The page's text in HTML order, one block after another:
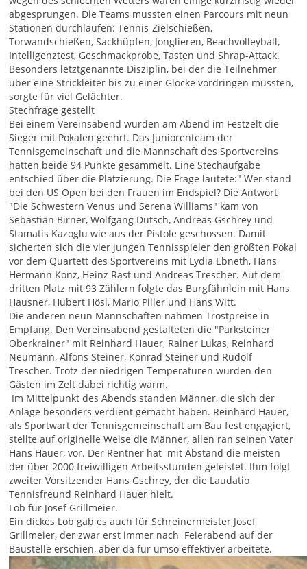
abgesprungen. Die Teams mussten einen Parcours mit neun
Stationen durchlaufen: Tennis-Zielschießen,
Torwandschießen, Sackhüpfen, Jonglieren, Beachvolleyball,
Intelligenztest, Geschmackprobe, Tasten und Shrap-Attack.
Besonders letztgenannte Disziplin, bei der die Teilnehmer
über eine Strickleiter bis zu einer Glocke vordringen mussten,
sorgte für viel Gelächter.
Stechfrage gestellt
Bei einem Vereinsabend wurden am Abend im Festzelt die
Sieger mit Pokalen geehrt. Das Juniorenteam der
Tennisgemeinschaft und die Mannschaft des Sportvereins
hatten beide 94 Punkte gesammelt. Eine Stechaufgabe
entschied über die Platzierung. Die Frage lautete:" Wer stand
bei den US Open bei den Frauen im Endspiel? Die Antwort
"Die Schwestern Venus und Serena Williams" kam von
Sebastian Birner, Wolfgang Dütsch, Andreas Gschrey und
Stamatis Kazoglu wie aus der Pistole geschossen. Damit
sicherten sich die vier jungen Tennisspieler den größten Pokal
vor dem Quartett des Sportvereins mit Lydia Ebneth, Hans
Hermann Konz, Heinz Rast und Andreas Trescher. Auf dem
dritten Platz mit 93 Zählern folgte das Burgfähnlein mit Hans
Hausner, Hubert Hösl, Mario Piller und Hans Witt.
Die anderen neun Mannschaften nahmen Trostpreise in
Empfang. Den Vereinsabend gestalteten die "Parksteiner
Oberkrainer" mit Reinhard Hauer, Rainer Lukas, Reinhard
Neumann, Alfons Steiner, Konrad Steiner und Rudolf
Trescher. Trotz der niedrigen Temperaturen wurden den
Gästen im Zelt dabei richtig warm.
Im Mittelpunkt des Abends standen Männer, die sich der
Anlage besonders verdient gemacht haben. Reinhard Hauer,
als Sportwart der Tennisgemeinschaft am Bau fest engagiert,
stellte auf originelle Weise die Männer, allen ran seinen Vater
Hans Hauer, vor. Der Rentner hat mit Abstand die meisten
der über 2000 freiwilligen Arbeitsstunden geleistet. Ihm folgt
zweiter Vorsitzender Hans Gschrey, der die Laudatio
Tennisfreund Reinhard Hauer hielt.
Lob für Josef Grillmeier.
Ein dickes Lob gab es auch für Schreinermeister Josef
Grillmeier, der zwar erst immer nach Feierabend auf der
Baustelle erschien, aber da für umso effektiver arbeitete.